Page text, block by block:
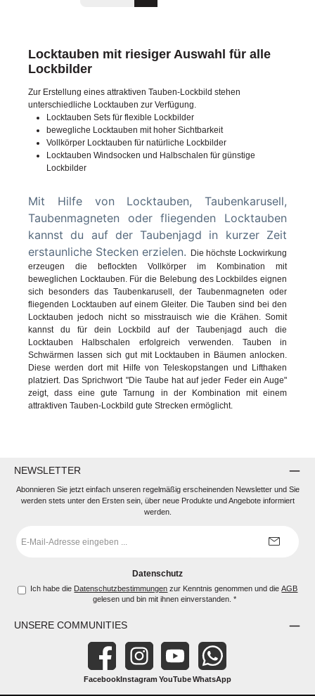
Locktauben mit riesiger Auswahl für alle
Lockbilder
Zur Erstellung eines attraktiven Tauben-Lockbild stehen
unterschiedliche Locktauben zur Verfügung.
Locktauben Sets für flexible Lockbilder
bewegliche Locktauben mit hoher Sichtbarkeit
Vollkörper Locktauben für natürliche Lockbilder
Locktauben Windsocken und Halbschalen für günstige
Lockbilder
Mit Hilfe von Locktauben, Taubenkarusell,
Taubenmagneten oder fliegenden Locktauben
kannst du auf der Taubenjagd in kurzer Zeit
erstaunliche Stecken erzielen. Die höchste Lockwirkung
erzeugen die beflockten Vollkörper im Kombination mit
beweglichen Locktauben. Für die Belebung des Lockbildes eignen
sich besonders das Taubenkarusell, der Taubenmagneten oder
fliegenden Locktauben auf einem Gleiter. Die Tauben sind bei den
Locktauben jedoch nicht so misstrauisch wie die Krähen. Somit
kannst du für dein Lockbild auf der Taubenjagd auch die
Locktauben Halbschalen erfolgreich verwenden. Tauben in
Schwärmen lassen sich gut mit Locktauben in Bäumen anlocken.
Diese werden dort mit Hilfe von Teleskopstangen und Lifthaken
platziert. Das Sprichwort "Die Taube hat auf jeder Feder ein Auge"
zeigt, dass eine gute Tarnung in der Kombination mit einem
attraktiven Tauben-Lockbild gute Strecken ermöglicht.
NEWSLETTER
Abonnieren Sie jetzt einfach unseren regelmäßig erscheinenden Newsletter und Sie
werden stets unter den Ersten sein, über neue Produkte und Angebote informiert
werden.
Mail-
Datenschutz
Ich habe die Datenschutzbestimmungen zur Kenntnis genommen und dieAGB
gelesen und bin mit ihnen einverstanden. *
UNSERE COMMUNITIES
FacebookInstagram YouTubeWhatsApp